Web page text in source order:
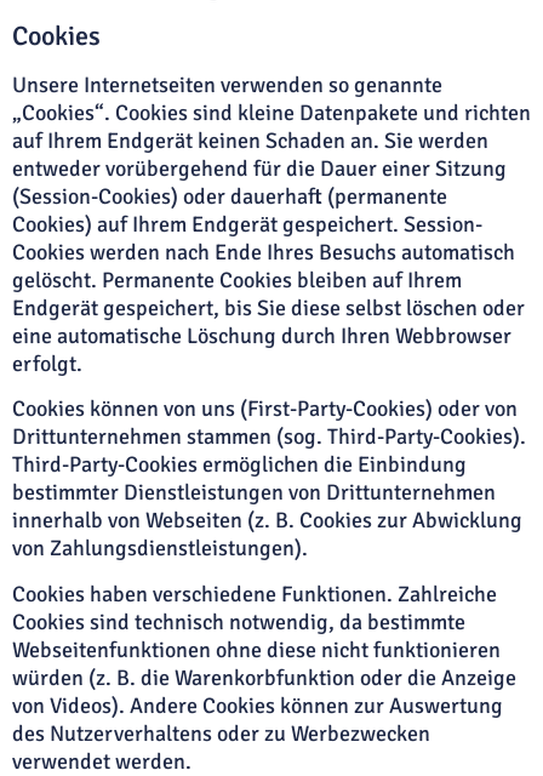
Cookies
Unsere Internetseiten verwenden so genannte
„Cookies“. Cookies sind kleine Datenpakete und richten
auf Ihrem Endgerät keinen Schaden an. Sie werden
entweder vorübergehend für die Dauer einer Sitzung
(Session-Cookies) oder dauerhaft (permanente
Cookies) auf Ihrem Endgerät gespeichert. Session-
Cookies werden nach Ende Ihres Besuchs automatisch
gelöscht. Permanente Cookies bleiben auf Ihrem
Endgerät gespeichert, bis Sie diese selbst löschen oder
eine automatische Löschung durch Ihren Webbrowser
erfolgt.
Cookies können von uns (First-Party-Cookies) oder von
Drittunternehmen stammen (sog. Third-Party-Cookies).
Third-Party-Cookies ermöglichen die Einbindung
bestimmter Dienstleistungen von Drittunternehmen
innerhalb von Webseiten (z. B. Cookies zur Abwicklung
von Zahlungsdienstleistungen).
Cookies haben verschiedene Funktionen. Zahlreiche
Cookies sind technisch notwendig, da bestimmte
Webseitenfunktionen ohne diese nicht funktionieren
würden (z. B. die Warenkorbfunktion oder die Anzeige
von Videos). Andere Cookies können zur Auswertung
des Nutzerverhaltens oder zu Werbezwecken
verwendet werden.